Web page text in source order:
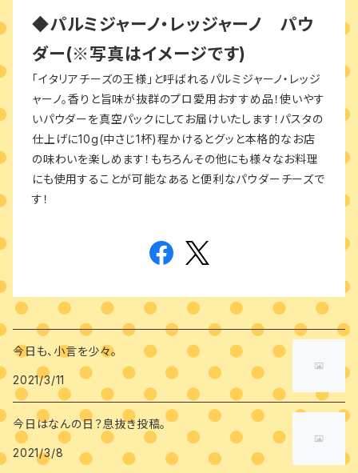
◆パルミジャーノ・レッジャーノ パウ
ダー(※写真はイメージです)
「イタリアチーズの王様」と呼ばれるパルミジャーノ・レッジ
ャーノ。香りと旨味が抜群のプロ愛用おすすめ品！使いやす
いパウダーを真空パックにしてお届けいたします！パスタの
仕上げに10g(中さじ1杯)程かけるとグッと本格的なお店
の味わいを楽しめます！もちろんその他にも様々なお料理
にも使用することが可能なあると便利なパウダーチーズで
す！
今日も、小言を少々。
2021/3/11
今日はなんの日？息抜き投稿。
2021/3/8